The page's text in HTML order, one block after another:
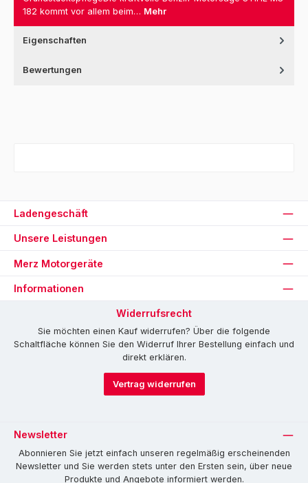
182 kommt vor allem beim… Mehr
Eigenschaften
Bewertungen
Ladengeschäft
Unsere Leistungen
Merz Motorgeräte
Informationen
Widerrufsrecht
Sie möchten einen Kauf widerrufen? Über die folgende
Schaltfläche können Sie den Widerruf Ihrer Bestellung einfach und
direkt erklären.
Vertrag widerrufen
Newsletter
Abonnieren Sie jetzt einfach unseren regelmäßig erscheinenden
Newsletter und Sie werden stets unter den Ersten sein, über neue
Produkte und Angebote informiert werden.